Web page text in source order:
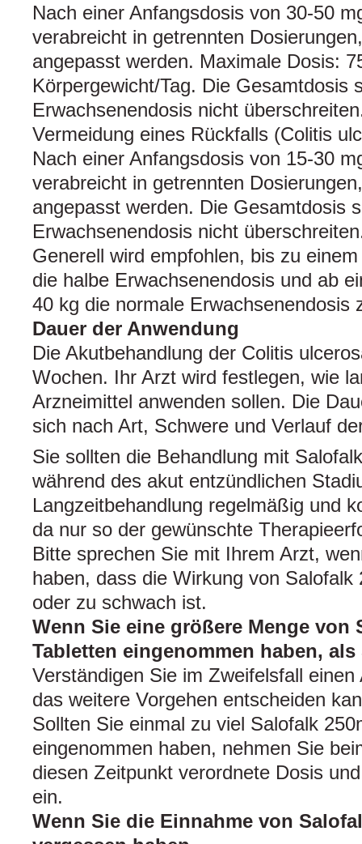
Nach einer Anfangsdosis von 30‑50
verabreicht in getrennten
angepasst werden. Maximale Dosis:
Körpergewicht/Tag. Die Gesamtdosis
Erwachsenendosis nicht
Vermeidung eines Rückfalls (Colitis
Nach einer Anfangsdosis von 15‑30
verabreicht in getrennten
angepasst werden. Die Gesamtdosis
Erwachsenendosis nicht
Generell wird empfohlen, bis zu
die halbe Erwachsenendosis und ab
40 kg die normale Erwachsenendosis
Dauer der Anwendung
Die Akutbehandlung der Colitis
Wochen. Ihr Arzt wird festlegen, wie
Arzneimittel anwenden sollen. Die
sich nach Art, Schwere und Verlauf
Sie sollten die Behandlung mit Salofalk
während des akut entzündlichen
Langzeitbehandlung regelmäßig und
da nur so der gewünschte
Bitte sprechen Sie mit Ihrem Arzt,
haben, dass die Wirkung von Salofalk
oder zu schwach ist.
Wenn Sie eine größere Menge von
Tabletten eingenommen haben,
Verständigen Sie im Zweifelsfall
das weitere Vorgehen entscheiden
Sollten Sie einmal zu viel Salofalk
eingenommen haben, nehmen Sie
diesen Zeitpunkt verordnete Dosis
ein.
Wenn Sie die Einnahme von